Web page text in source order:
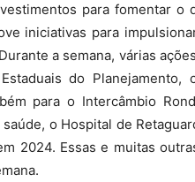
para fomentar o
iniciativas para
a semana, várias
do Planejamento,
para o Intercâmbio
o Hospital de
2024. Essas e muitas